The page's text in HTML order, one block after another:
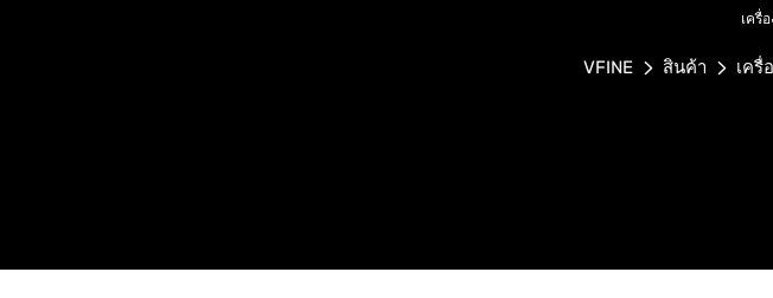
เครื่
VFINE สินค้า เครื่